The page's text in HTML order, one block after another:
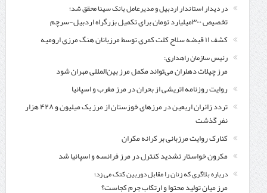
در دیدار استاندار اردبیل و مدیرعامل بانک سینا محقق شد؛
تخصیص ۳۰۰میلیارد تومان برای تکمیل بزرگراه اردبیل-سرچم
کشف ۱۱ قبضه سلاح کلت کمری توسط مرزبانان هنگ مرزی ارومیه
رئیس سازمان راهداری:
مرز چیلات دهلران می‌تواند مکمل مرز بین‌المللی مهران شود
روایت روزنامه اتریشی از بحران در مرز مغرب و اسپانیا
تردد زائران اربعین در مرزهای خوزستان از مرز یک میلیون و ۴۲۸ هزار
نفر گذشت
کنارک روایت مرزبانی بر کرانه مکران
مکرون خواستار تشدید کنترل‌ در مرز فرانسه و اسپانیا شد
درباره بلاگری که زنان را مقابل دوربین کتک می زد؛
مرز میان تولید محتوا و ارتکاب جرم کجاست؟